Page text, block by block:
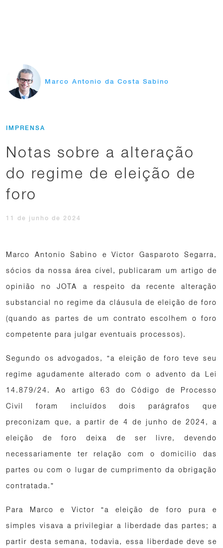
Marco Antonio da Costa Sabino
IMPRENSA
Notas sobre a alteração
do regime de eleição de
foro
11 de junho de 2024
Marco Antonio Sabino e Victor Gasparoto Segarra,
sócios da nossa área cível, publicaram um artigo de
opinião no JOTA a respeito da recente alteração
substancial no regime da cláusula de eleição de foro
(quando as partes de um contrato escolhem o foro
competente para julgar eventuais processos).
Segundo os advogados, “a eleição de foro teve seu
regime agudamente alterado com o advento da Lei
14.879/24. Ao artigo 63 do Código de Processo
Civil foram incluídos dois parágrafos que
preconizam que, a partir de 4 de junho de 2024, a
eleição de foro deixa de ser livre, devendo
necessariamente ter relação com o domicilio das
partes ou com o lugar de cumprimento da obrigação
contratada.”
Para Marco e Victor “a eleição de foro pura e
simples visava a privilegiar a liberdade das partes; a
partir desta semana, todavia, essa liberdade deve se